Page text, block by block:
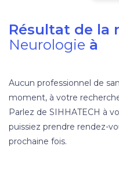
Résultat de la
Neurologie à
Aucun professionnel de
moment, à votre
Parlez de SIHHATECH à
puissiez prendre rendez-
prochaine fois.